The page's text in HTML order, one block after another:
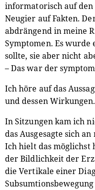
informatorisch auf
Neugier auf Fakten.
abdrängend in meine
Symptomen. Es wurde
sollte, sie aber nicht
– Das war der
Ich höre auf das
und dessen Wirkungen.
In Sitzungen kam ich
das Ausgesagte sich
Ich hielt das möglichst
der Bildlichkeit der
die Vertikale einer